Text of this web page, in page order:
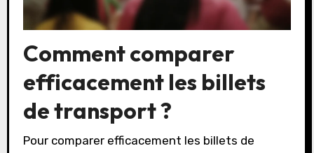
Comment comparer
efficacement les billets
de transport ?
Pour comparer efficacement les billets de